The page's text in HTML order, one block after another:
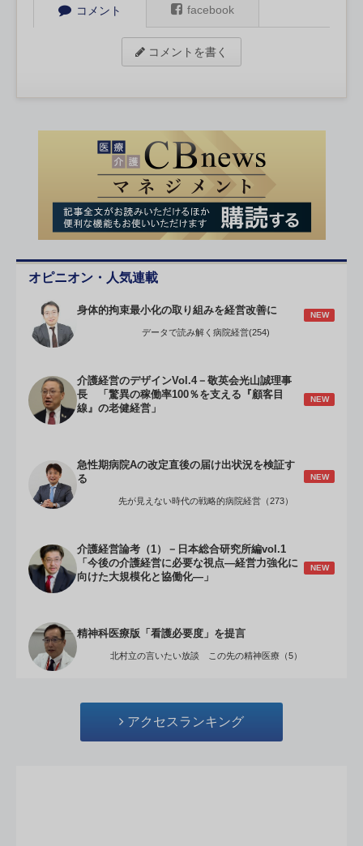
コメント facebook
コメントを書く
オピニオン・人気連載
身体的拘束最小化の取り組みを経営改善に NEW
データで読み解く病院経営(254)
介護経営のデザインVol.4－敬英会光山誠理事
長 「驚異の稼働率100％を支える『顧客目
線』の老健経営」
NEW
急性期病院Aの改定直後の届け出状況を検証す
る
NEW
先が見えない時代の戦略的病院経営（273）
介護経営論考（1）－日本総合研究所編vol.1
「今後の介護経営に必要な視点―経営力強化に
向けた大規模化と協働化―」
NEW
精神科医療版「看護必要度」を提言
北村立の言いたい放談 この先の精神医療（5）
アクセスランキング